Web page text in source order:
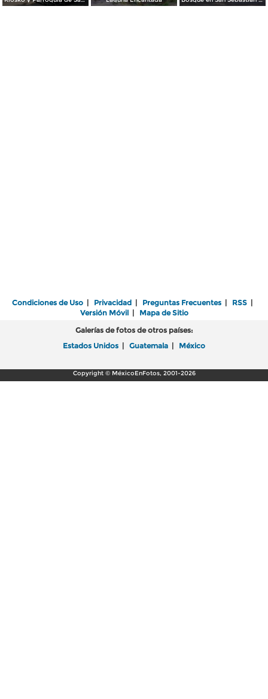
Condiciones de Uso | Privacidad | Preguntas Frecuentes | RSS |
Versión Móvil| Mapa de Sitio
Galerías de fotos de otros países:
Estados Unidos | Guatemala | México
Copyright © MéxicoEnFotos, 2001-2026